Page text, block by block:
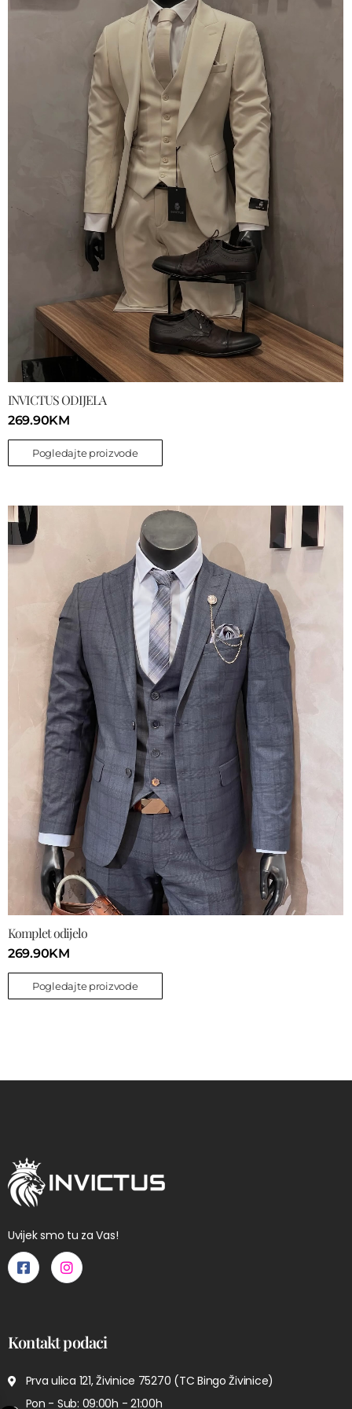
INVICTUS ODIJELA
269.90KM
Pogledajte proizvode
Komplet odijelo
269.90KM
Pogledajte proizvode
Uvijek smo tu za Vas!
Kontakt podaci
Prva ulica 121, Živinice 75270 (TC Bingo Živinice)
Pon - Sub: 09:00h - 21:00h